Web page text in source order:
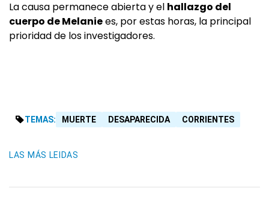
La causa permanece abierta y el hallazgo del
cuerpo de Melaniees, por estas horas, la principal
prioridad de los investigadores.
TEMAS: MUERTE DESAPARECIDA CORRIENTES
LAS MÁS LEIDAS